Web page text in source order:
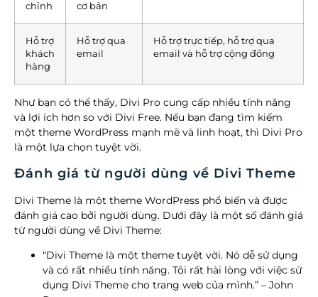
chỉnh
cơ bản
Hỗ trợ
khách
hàng
Hỗ trợ qua
email
Hỗ trợ trực tiếp, hỗ trợ qua
email và hỗ trợ cộng đồng
Như bạn có thể thấy, Divi Pro cung cấp nhiều tính năng
và lợi ích hơn so với Divi Free. Nếu bạn đang tìm kiếm
một theme WordPress mạnh mẽ và linh hoạt, thì Divi Pro
là một lựa chọn tuyệt vời.
Đánh giá từ người dùng về Divi Theme
Divi Theme là một theme WordPress phổ biến và được
đánh giá cao bởi người dùng. Dưới đây là một số đánh giá
từ người dùng về Divi Theme:
“Divi Theme là một theme tuyệt vời. Nó dễ sử dụng
và có rất nhiều tính năng. Tôi rất hài lòng với việc sử
dụng Divi Theme cho trang web của mình.” – John